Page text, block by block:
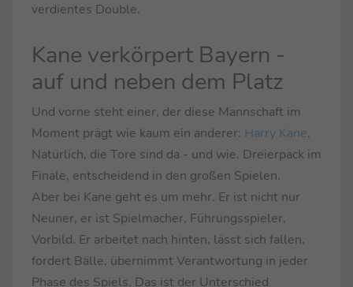
verdientes Double.
Kane verkörpert Bayern -
auf und neben dem Platz
Und vorne steht einer, der diese Mannschaft im
Moment prägt wie kaum ein anderer: Harry Kane.
Natürlich, die Tore sind da - und wie. Dreierpack im
Finale, entscheidend in den großen Spielen.
Aber bei Kane geht es um mehr. Er ist nicht nur
Neuner, er ist Spielmacher, Führungsspieler,
Vorbild. Er arbeitet nach hinten, lässt sich fallen,
fordert Bälle, übernimmt Verantwortung in jeder
Phase des Spiels. Das ist der Unterschied